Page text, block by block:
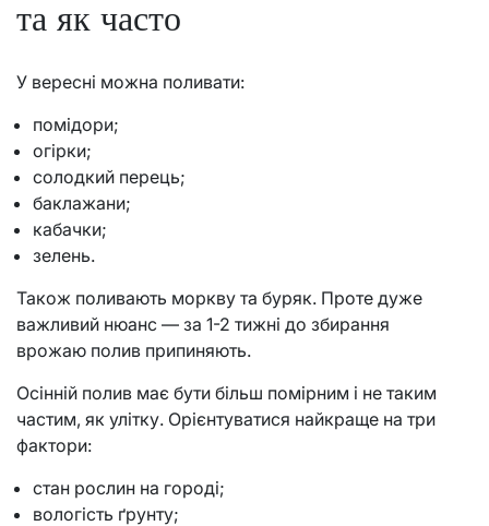
та як часто
У вересні можна поливати:
помідори;
огірки;
солодкий перець;
баклажани;
кабачки;
зелень.
Також поливають моркву та буряк. Проте дуже
важливий нюанс — за 1-2 тижні до збирання
врожаю полив припиняють.
Осінній полив має бути більш помірним і не таким
частим, як улітку. Орієнтуватися найкраще на три
фактори:
стан рослин на городі;
вологість ґрунту;